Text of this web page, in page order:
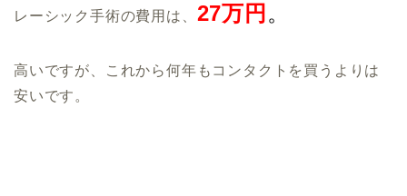
レーシック手術の費用は、 27万円 。
高いですが、これから何年もコンタクトを買うよりは
安いです。